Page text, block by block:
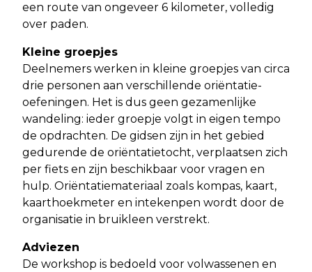
een route van ongeveer 6 kilometer, volledig
over paden.
Kleine groepjes
Deelnemers werken in kleine groepjes van circa
drie personen aan verschillende oriëntatie-
oefeningen. Het is dus geen gezamenlijke
wandeling: ieder groepje volgt in eigen tempo
de opdrachten. De gidsen zijn in het gebied
gedurende de oriëntatietocht, verplaatsen zich
per fiets en zijn beschikbaar voor vragen en
hulp. Oriëntatiemateriaal zoals kompas, kaart,
kaarthoekmeter en intekenpen wordt door de
organisatie in bruikleen verstrekt.
Adviezen
De workshop is bedoeld voor volwassenen en